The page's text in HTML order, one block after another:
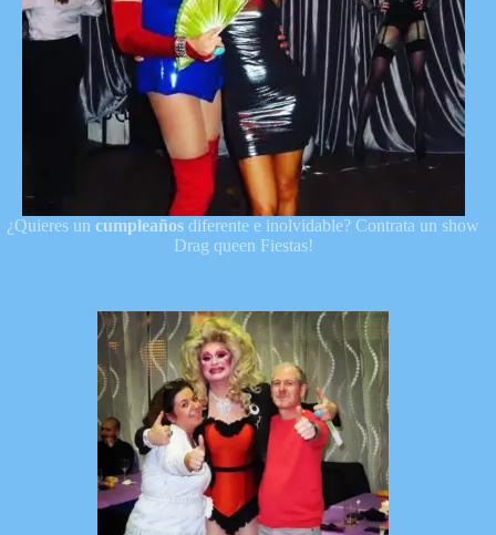
¿Quieres uncumpleañosdiferente e inolvidable? Contrata un show
Drag queen Fiestas!